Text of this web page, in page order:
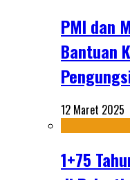
PMI dan
Bantuan
12 Maret 2025
1+75